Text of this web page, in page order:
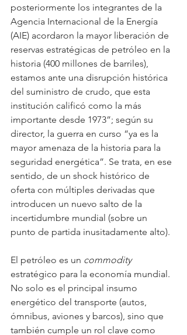
posteriormente los integrantes de la
Agencia Internacional de la Energía
(AIE) acordaron la mayor liberación de
reservas estratégicas de petróleo en la
historia (400 millones de barriles),
estamos ante una disrupción histórica
del suministro de crudo, que esta
institución calificó como la más
importante desde 1973”; según su
director, la guerra en curso “ya es la
mayor amenaza de la historia para la
seguridad energética”. Se trata, en ese
sentido, de un shock histórico de
oferta con múltiples derivadas que
introducen un nuevo salto de la
incertidumbre mundial (sobre un
punto de partida inusitadamente alto).
El petróleo es un commodity
estratégico para la economía mundial.
No solo es el principal insumo
energético del transporte (autos,
ómnibus, aviones y barcos), sino que
también cumple un rol clave como